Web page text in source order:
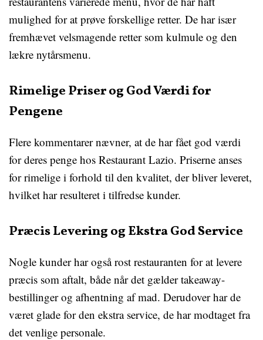
mulighed for at prøve forskellige retter. De har især
fremhævet velsmagende retter som kulmule og den
lækre nytårsmenu.
Rimelige Priser og God Værdi for
Pengene
Flere kommentarer nævner, at de har fået god værdi
for deres penge hos Restaurant Lazio. Priserne anses
for rimelige i forhold til den kvalitet, der bliver leveret,
hvilket har resulteret i tilfredse kunder.
Præcis Levering og Ekstra God Service
Nogle kunder har også rost restauranten for at levere
præcis som aftalt, både når det gælder takeaway-
bestillinger og afhentning af mad. Derudover har de
været glade for den ekstra service, de har modtaget fra
det venlige personale.